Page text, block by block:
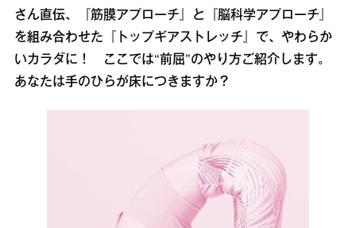
さん直伝、『筋膜アプローチ』と『脳科学アプローチ』
を組み合わせた『トップギアストレッチ』で、やわらか
いカラダに！ ここでは“前屈”のやり方ご紹介します。
あなたは手のひらが床につきますか？